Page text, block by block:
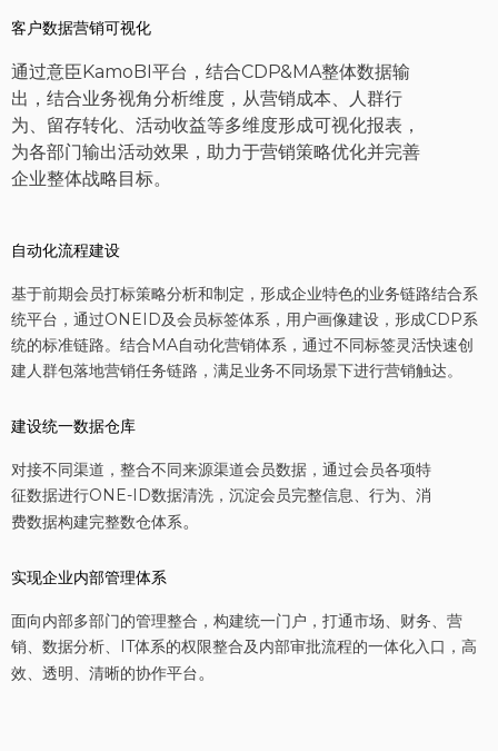
客户数据营销可视化
通过意臣KamoBI平台，结合CDP&MA整体数据输
出，结合业务视角分析维度，从营销成本、人群行
为、留存转化、活动收益等多维度形成可视化报表，
为各部门输出活动效果，助力于营销策略优化并完善
企业整体战略目标。
自动化流程建设
基于前期会员打标策略分析和制定，形成企业特色的业务链路结合系
统平台，通过ONEID及会员标签体系，用户画像建设，形成CDP系
统的标准链路。结合MA自动化营销体系，通过不同标签灵活快速创
建人群包落地营销任务链路，满足业务不同场景下进行营销触达。
建设统一数据仓库
对接不同渠道，整合不同来源渠道会员数据，通过会员各项特
征数据进行ONE-ID数据清洗，沉淀会员完整信息、行为、消
费数据构建完整数仓体系。
实现企业内部管理体系
面向内部多部门的管理整合，构建统一门户，打通市场、财务、营
销、数据分析、IT体系的权限整合及内部审批流程的一体化入口，高
效、透明、清晰的协作平台。